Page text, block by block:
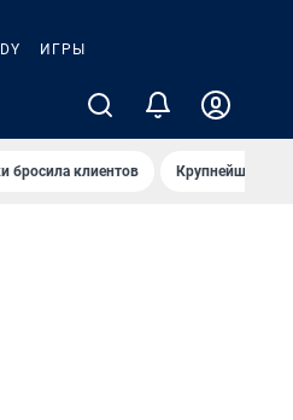
ИГРЫ
бросила клиентов Крупнейшие